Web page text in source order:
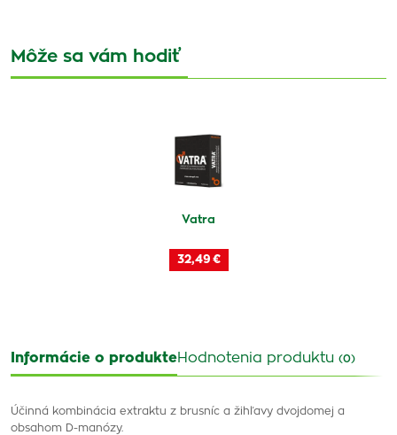
Môže sa vám hodiť
Vatra
32,49 €
Informácie o produkteHodnotenia produktu (0)
Účinná kombinácia extraktu z brusníc a žihľavy dvojdomej a
obsahom D-manózy.